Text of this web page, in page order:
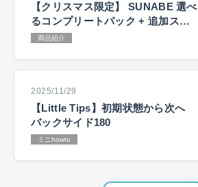
【クリスマス限定】 SUNABE 選べ
るコンプリートパック + 追加ステ
ッカーキャンペーン
商品紹介
2025/11/29
【Little Tips】初期状態から次へ
バックサイド180
ミニhowto